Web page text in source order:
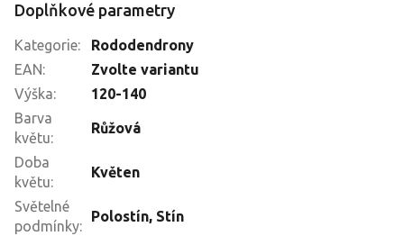
Doplňkové parametry
Kategorie:
Rododendrony
EAN:
Zvolte variantu
Výška:
120-140
Barva
květu:
Růžová
Doba
květu:
Květen
Světelné
podmínky:
Polostín, Stín